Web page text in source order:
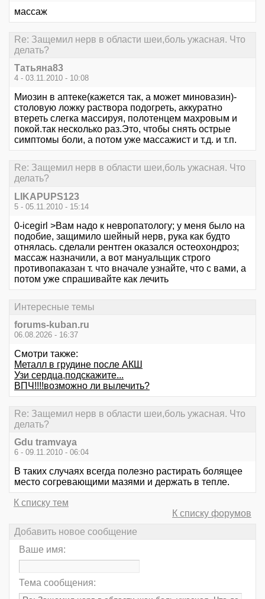
массаж
Re: Защемил нерв в области шеи,боль ужасная. Что
делать?
Татьяна83
4 - 03.11.2010 - 10:08
Миозин в аптеке(кажется так, а может миновазин)-
столовую ложку раствора подогреть, аккуратно
втереть слегка массируя, полотенцем махровым и
покой.так несколько раз.Это, чтобы снять острые
симптомы боли, а потом уже массажист и т.д. и т.п.
Re: Защемил нерв в области шеи,боль ужасная. Что
делать?
LIKAPUPS123
5 - 05.11.2010 - 15:14
0-icegirl >Вам надо к невропатологу; у меня было на
подобие, защимило шейный нерв, рука как будто
отнялась. сделали рентген оказался остеохондроз;
массаж назначили, а вот мануальщик строго
противопаказан т. что вначале узнайте, что с вами, а
потом уже спрашивайте как лечить
Интересные темы
forums-kuban.ru
06.08.2026 - 16:37
Смотри также:
Металл в грудине после АКШ
Узи сердца,подскажите...
ВПЧ!!!!возможно ли вылечить?
Re: Защемил нерв в области шеи,боль ужасная. Что
делать?
Gdu tramvaya
6 - 09.11.2010 - 06:04
В таких случаях всегда полезно растирать болящее
место согревающими мазями и держать в тепле.
К списку тем
К списку форумов
Добавить новое сообщение
Ваше имя:
Тема сообщения: